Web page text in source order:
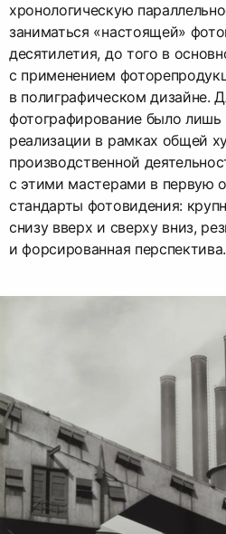
хронологическую
заниматься «настоящей»
десятилетия, до того в
с применением
в полиграфическом дизайне.
фотографирование было
реализации в рамках общей
производственной
с этими мастерами в первую
стандарты фотовидения:
снизу вверх и сверху вниз,
и форсированная перспектива.